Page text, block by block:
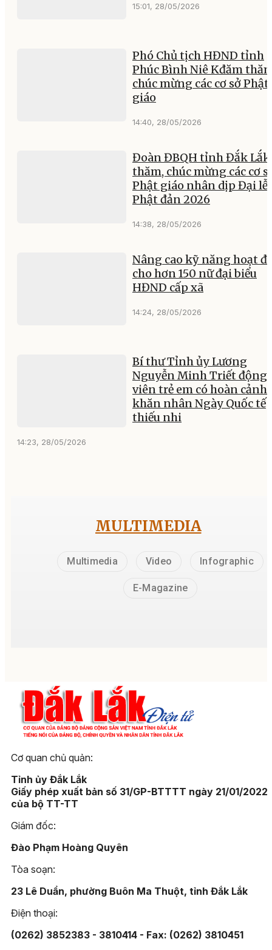
15:01, 28/05/2026
Phó Chủ tịch HĐND tỉnh
Phúc Bình Niê Kđăm
chúc mừng các cơ sở Phật
giáo
14:40, 28/05/2026
Đoàn ĐBQH tỉnh Đắk Lắk
thăm, chúc mừng các cơ
Phật giáo nhân dịp Đại lễ
Phật đản 2026
14:38, 28/05/2026
Nâng cao kỹ năng hoạt
cho hơn 150 nữ đại biểu
HĐND cấp xã
14:24, 28/05/2026
Bí thư Tỉnh ủy Lương
Nguyễn Minh Triết động
viên trẻ em có hoàn cảnh
khăn nhân Ngày Quốc tế
thiếu nhi
14:23, 28/05/2026
MULTIMEDIA
Multimedia Video Infographic
E-Magazine
Cơ quan chủ quản:
Tỉnh ủy Đắk Lắk
Giấy phép xuất bản số 31/GP-BTTTT ngày 21/01/2022
của bộ TT-TT
Giám đốc:
Đào Phạm Hoàng Quyên
Tòa soạn:
23 Lê Duẩn, phường Buôn Ma Thuột, tỉnh Đắk Lắk
Điện thoại:
(0262) 3852383 - 3810414 - Fax: (0262) 3810451